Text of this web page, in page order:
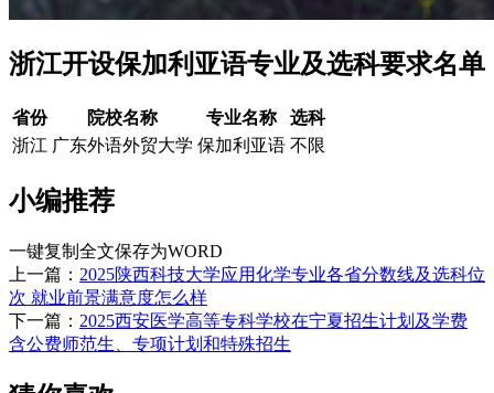
浙江开设保加利亚语专业及选科要求名单
省份 院校名称 专业名称
选科
浙江 广东外语外贸大学 保加利亚语 不限
小编推荐
一键复制全文保存为WORD
上一篇： 2025陕西科技大学应用化学专业各省分数线及选科位
次 就业前景满意度怎么样
下一篇： 2025西安医学高等专科学校在宁夏招生计划及学费
含公费师范生、专项计划和特殊招生